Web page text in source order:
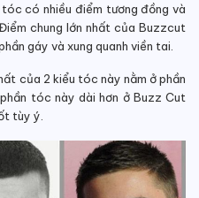
có nhiều điểm tương đồng và
chung lớn nhất của Buzzcut
gáy và xung quanh viền tai.
của 2 kiểu tóc này nằm ở phần
tóc này dài hơn ở Buzz Cut
tùy ý.